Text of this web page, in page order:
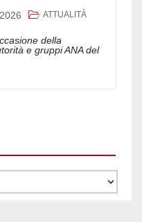
ATTUALITÀ
della
e gruppi ANA del